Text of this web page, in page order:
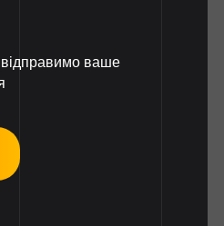
ваше